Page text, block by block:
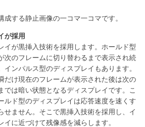
成する静止画像の一コマ一コマです。
が採用
イが黒挿入技術を採用します。ホールド型
次のフレームに切り替わるまで表示され続
インパルス型のディスプレイもあります。
だけ現在のフレームが表示された後は次の
では暗い状態となるディスプレイです。こ
ルド型のディスプレイは応答速度を速くす
せません。そこで黒挿入技術を採用し、イ
イに近づけて残像感を減らします。